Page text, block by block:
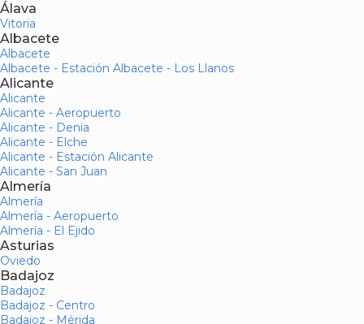
Álava
Vitoria
Albacete
Albacete
Albacete - Estación Albacete - Los Llanos
Alicante
Alicante
Alicante - Aeropuerto
Alicante - Denia
Alicante - Elche
Alicante - Estación Alicante
Alicante - San Juan
Almería
Almería
Almería - Aeropuerto
Almería - El Ejido
Asturias
Oviedo
Badajoz
Badajoz
Badajoz - Centro
Badajoz - Mérida